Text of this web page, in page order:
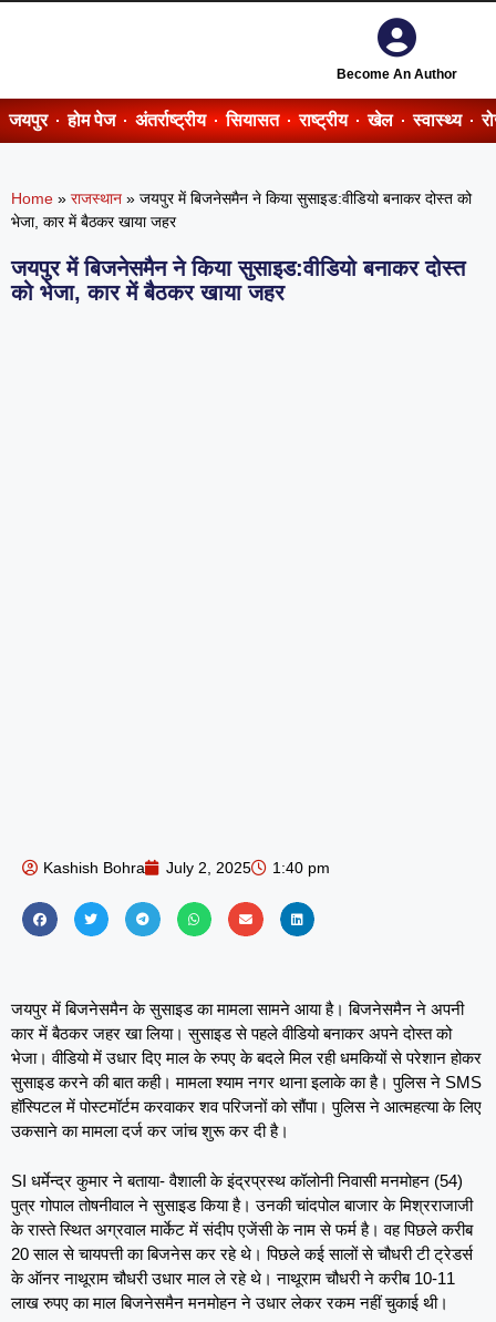
Become An Author
जयपुर होम पेज अंतर्राष्ट्रीय सियासत राष्ट्रीय खेल स्वास्थ्य
Home » राजस्थान » जयपुर में बिजनेसमैन ने किया सुसाइड:वीडियो बनाकर दोस्त को
भेजा, कार में बैठकर खाया जहर
जयपुर में बिजनेसमैन ने किया सुसाइड:वीडियो बनाकर दोस्त
को भेजा, कार में बैठकर खाया जहर
Kashish Bohra July 2, 2025 1:40 pm
जयपुर में बिजनेसमैन के सुसाइड का मामला सामने आया है। बिजनेसमैन ने अपनी
कार में बैठकर जहर खा लिया। सुसाइड से पहले वीडियो बनाकर अपने दोस्त को
भेजा। वीडियो में उधार दिए माल के रुपए के बदले मिल रही धमकियों से परेशान होकर
सुसाइड करने की बात कही। मामला श्याम नगर थाना इलाके का है। पुलिस ने SMS
हॉस्पिटल में पोस्टमॉर्टम करवाकर शव परिजनों को सौंपा। पुलिस ने आत्महत्या के लिए
उकसाने का मामला दर्ज कर जांच शुरू कर दी है।
SI धर्मेन्द्र कुमार ने बताया- वैशाली के इंद्रप्रस्थ कॉलोनी निवासी मनमोहन (54)
पुत्र गोपाल तोषनीवाल ने सुसाइड किया है। उनकी चांदपोल बाजार के मिश्रराजाजी
के रास्ते स्थित अग्रवाल मार्केट में संदीप एजेंसी के नाम से फर्म है। वह पिछले करीब
20 साल से चायपत्ती का बिजनेस कर रहे थे। पिछले कई सालों से चौधरी टी ट्रेडर्स
के ऑनर नाथूराम चौधरी उधार माल ले रहे थे। नाथूराम चौधरी ने करीब 10-11
लाख रुपए का माल बिजनेसमैन मनमोहन ने उधार लेकर रकम नहीं चुकाई थी।